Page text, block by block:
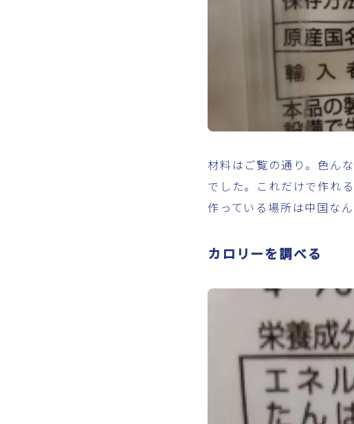
材料はご覧の通り。色ん
でした。これだけで作れ
作っている場所は中国な
カロリーを調べる